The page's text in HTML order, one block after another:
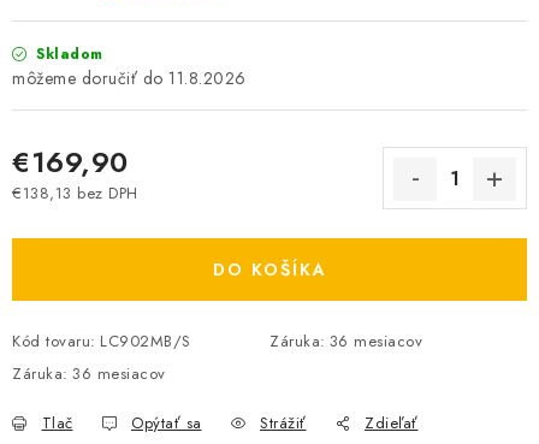
Skladom
11.8.2026
€169,90
€138,13 bez DPH
DO KOŠÍKA
Kód tovaru: LC902MB/S Záruka: 36 mesiacov
Záruka: 36 mesiacov
Tlač Opýtať sa Strážiť Zdieľať